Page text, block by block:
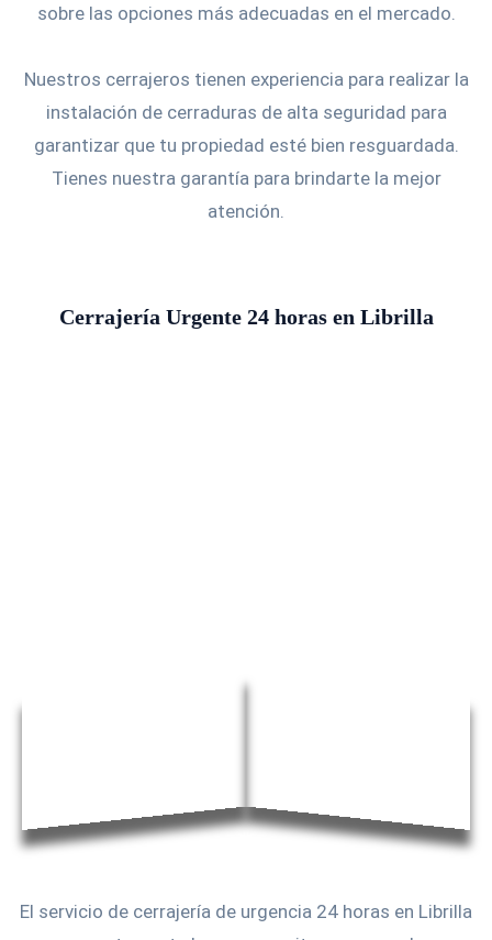
sobre las opciones más adecuadas en el mercado.
Nuestros cerrajeros tienen experiencia para realizar la
instalación de cerraduras de alta seguridad para
garantizar que tu propiedad esté bien resguardada.
Tienes nuestra garantía para brindarte la mejor
atención.
Cerrajería Urgente 24 horas en Librilla
El servicio de cerrajería de urgencia 24 horas en Librilla